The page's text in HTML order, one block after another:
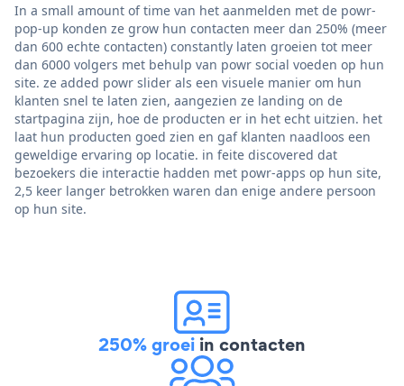
In a small amount of time van het aanmelden met de powr-
pop-up konden ze grow hun contacten meer dan 250% (meer
dan 600 echte contacten) constantly laten groeien tot meer
dan 6000 volgers met behulp van powr social voeden op hun
site. ze added powr slider als een visuele manier om hun
klanten snel te laten zien, aangezien ze landing on de
startpagina zijn, hoe de producten er in het echt uitzien. het
laat hun producten goed zien en gaf klanten naadloos een
geweldige ervaring op locatie. in feite discovered dat
bezoekers die interactie hadden met powr-apps op hun site,
2,5 keer langer betrokken waren dan enige andere persoon
op hun site.
250% groei in contacten